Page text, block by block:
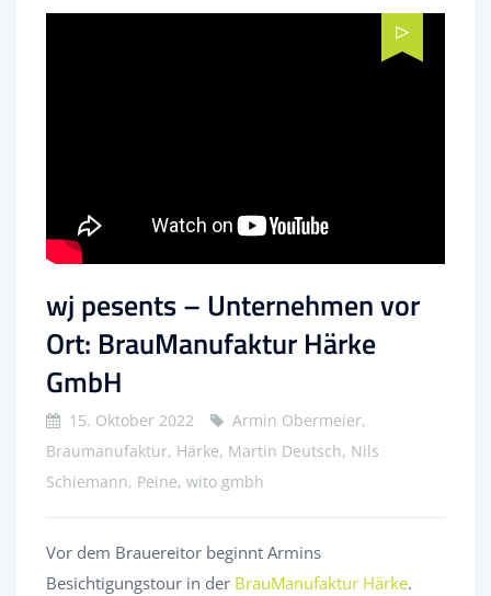
wj pesents – Unternehmen vor
Ort: BrauManufaktur Härke
GmbH
15. Oktober 2022
Armin Obermeier,
Braumanufaktur, Härke, Martin Deutsch, Nils
Schiemann, Peine, wito gmbh
Vor dem Brauereitor beginnt Armins
Besichtigungstour in der BrauManufaktur Härke.